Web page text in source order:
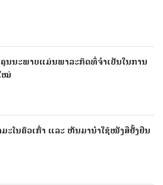
ນນະພາບແມ່ນພາລະກິດທີ່ຈຳເປັນໃນການ
ໝ່
ະໂນຄົວເກົ່າ ແລະ ຫັນມານຳໃຊ້ໜັງສືຢັ້ງຢືນ